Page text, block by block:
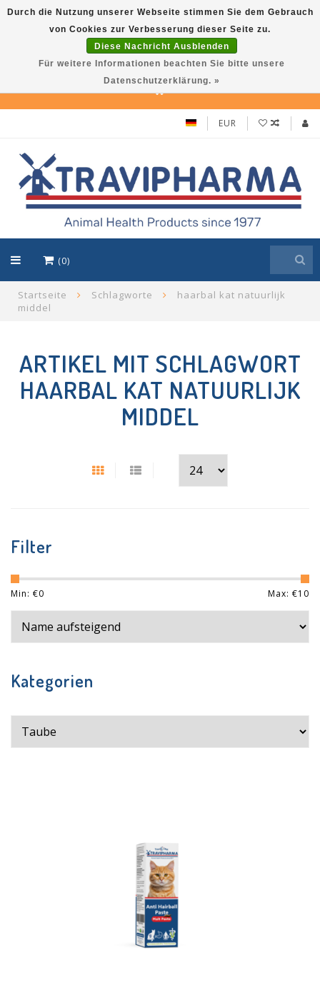
Travi Pet –Reliable care solutions for pets,
in line with Travipharma’s quality
standards. Use TraviPet10 for 10% discount!
EUR
(0)
Startseite Schlagworte
haarbal kat natuurlijk
middel
ARTIKEL MIT SCHLAGWORT
HAARBAL KAT NATUURLIJK
MIDDEL
Filter
Min: €0 Max: €10
Kategorien
Durch die Nutzung unserer Webseite stimmen Sie dem Gebrauch
von Cookies zur Verbesserung dieser Seite zu.
Diese Nachricht Ausblenden
Für weitere Informationen beachten Sie bitte unsere
Datenschutzerklärung. »